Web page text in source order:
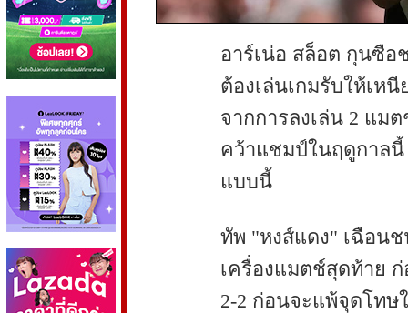
อาร์เน่อ สล็อต กุนซือ
ต้องเล่นเกมรับให้เห
จากการลงเล่น 2 แม
คว้าแชมป์ในฤดูกาล
แบบนี้
ทัพ "หงส์แดง" เฉือนช
เครื่องแมตช์สุดท้าย
2-2 ก่อนจะแพ้จุดโท